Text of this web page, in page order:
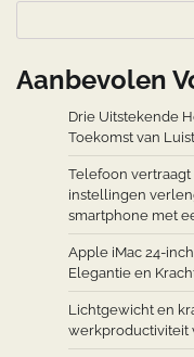
Aanbevolen
Drie Uitstekende
Toekomst van
Telefoon vertraagt
instellingen
smartphone met
Apple iMac 24-
Elegantie en
Lichtgewicht en
werkproductiviteit